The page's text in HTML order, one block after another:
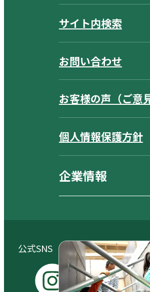
サイト内検索
お問い合わせ
お客様の声（ご意
個人情報保護方針
企業情報
公式SNS（大自然阿蘇健康の森